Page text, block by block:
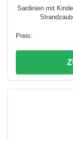
Sardinien mit